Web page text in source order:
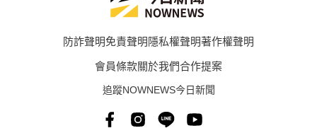
防詐聲明免責聲明隱私權聲明著作權聲明
會員條款關於我們合作提案
追蹤NOWNEWS今日新聞